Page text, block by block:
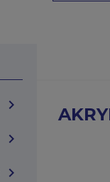
chevron_right
chevron_right
chevron_right